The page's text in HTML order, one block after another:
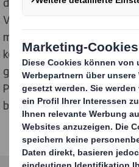
Vorschriften sehr gut, die
müssen. Durch diese
konnten wir ein Produkt
geltenden Standards erfüllt,
Potenzial hinsichtlich Export
besitzt.“